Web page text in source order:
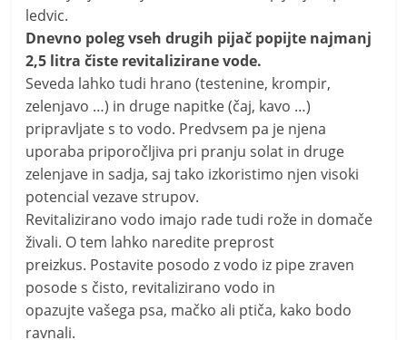
ledvic.
Dnevno poleg vseh drugih pijač popijte najmanj
2,5 litra čiste revitalizirane vode.
Seveda lahko tudi hrano (testenine, krompir,
zelenjavo …) in druge napitke (čaj, kavo …)
pripravljate s to vodo. Predvsem pa je njena
uporaba priporočljiva pri pranju solat in druge
zelenjave in sadja, saj tako izkoristimo njen visoki
potencial vezave strupov.
Revitalizirano vodo imajo rade tudi rože in domače
živali. O tem lahko naredite preprost
preizkus. Postavite posodo z vodo iz pipe zraven
posode s čisto, revitalizirano vodo in
opazujte vašega psa, mačko ali ptiča, kako bodo
ravnali.